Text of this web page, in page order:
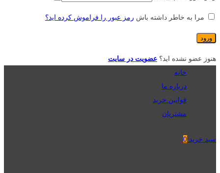
مرا به خاطر داشته باش رمز عبور را فراموش کرده اید؟
هنوز عضو نشده اید؟ عضویت در سایت
خانه
درباره ما
قوانین خرید
مشتریان
سبد خرید 0